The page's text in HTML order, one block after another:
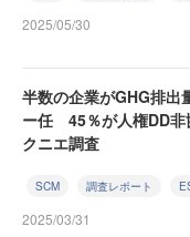
2025/05/30
半数の企業がGHG排出
ー任 45％が人権DD
クニエ調査
SCM 調査レポート
2025/03/31